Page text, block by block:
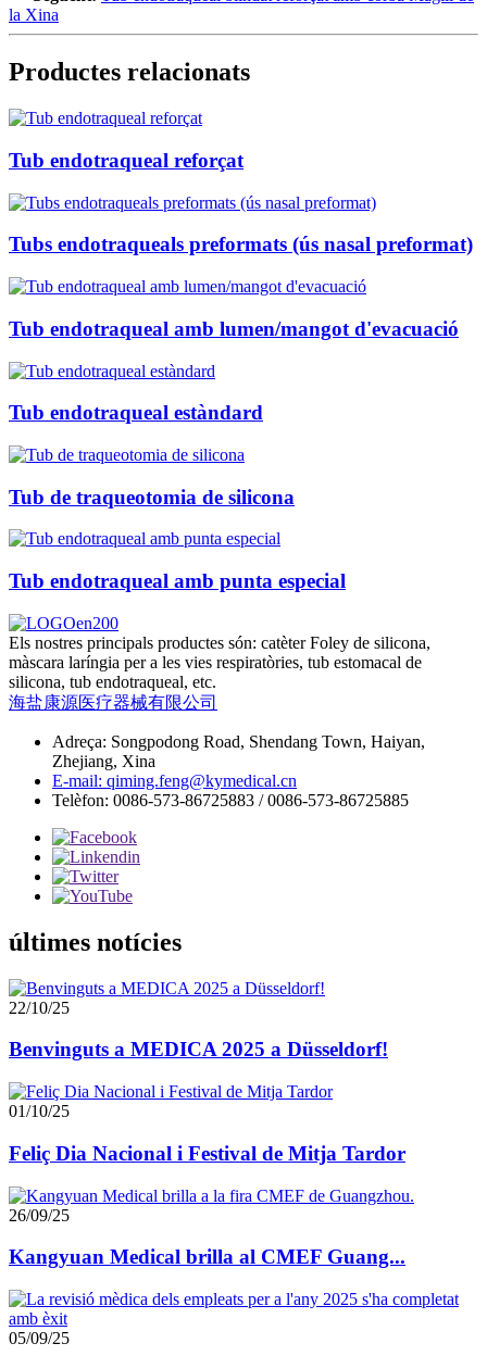
la Xina
Productes relacionats
Tub endotraqueal reforçat
Tubs endotraqueals preformats (ús nasal preformat)
Tub endotraqueal amb lumen/mangot d'evacuació
Tub endotraqueal estàndard
Tub de traqueotomia de silicona
Tub endotraqueal amb punta especial
Els nostres principals productes són: catèter Foley de silicona,
màscara laríngia per a les vies respiratòries, tub estomacal de
silicona, tub endotraqueal, etc.
海盐康源医疗器械有限公司
Adreça: Songpodong Road, Shendang Town, Haiyan,
Zhejiang, Xina
E-mail: qiming.feng@kymedical.cn
Telèfon: 0086-573-86725883 / 0086-573-86725885
últimes notícies
22/10/25
Benvinguts a MEDICA 2025 a Düsseldorf!
01/10/25
Feliç Dia Nacional i Festival de Mitja Tardor
26/09/25
Kangyuan Medical brilla al CMEF Guang...
05/09/25